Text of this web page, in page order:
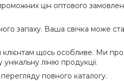
цін оптового
запаху. Ваша свічка може
клієнтам щось особливе. Ми
лінію продукції.
повного каталогу.